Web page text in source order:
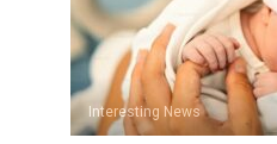
Interesting News